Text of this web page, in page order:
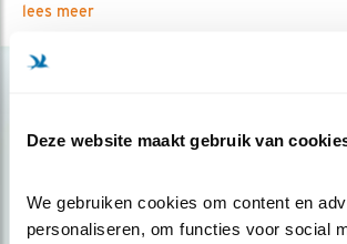
Deze website maakt gebruik van
We gebruiken cookies om content en
personaliseren, om functies voor social
lees meer